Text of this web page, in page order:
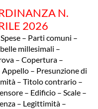
N.
2026
– Parti comuni –
millesimali –
– Copertura –
– Presunzione di
– Titolo contrario –
– Edificio – Scale –
– Legittimità –